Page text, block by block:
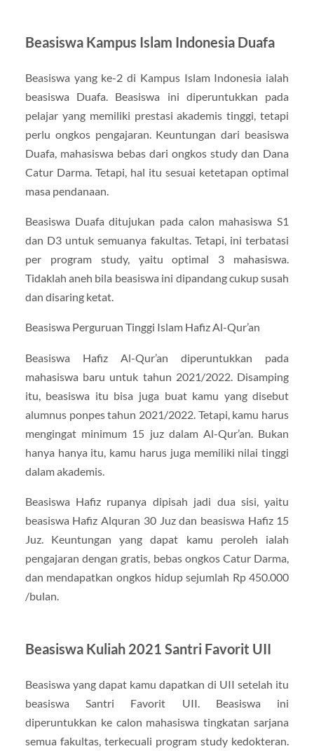
Beasiswa Kampus Islam Indonesia Duafa
Beasiswa yang ke-2 di Kampus Islam Indonesia ialah
beasiswa Duafa. Beasiswa ini diperuntukkan pada
pelajar yang memiliki prestasi akademis tinggi, tetapi
perlu ongkos pengajaran. Keuntungan dari beasiswa
Duafa, mahasiswa bebas dari ongkos study dan Dana
Catur Darma. Tetapi, hal itu sesuai ketetapan optimal
masa pendanaan.
Beasiswa Duafa ditujukan pada calon mahasiswa S1
dan D3 untuk semuanya fakultas. Tetapi, ini terbatasi
per program study, yaitu optimal 3 mahasiswa.
Tidaklah aneh bila beasiswa ini dipandang cukup susah
dan disaring ketat.
Beasiswa Perguruan Tinggi Islam Hafiz Al-Qur’an
Beasiswa Hafiz Al-Qur’an diperuntukkan pada
mahasiswa baru untuk tahun 2021/2022. Disamping
itu, beasiswa itu bisa juga buat kamu yang disebut
alumnus ponpes tahun 2021/2022. Tetapi, kamu harus
mengingat minimum 15 juz dalam Al-Qur’an. Bukan
hanya hanya itu, kamu harus juga memiliki nilai tinggi
dalam akademis.
Beasiswa Hafiz rupanya dipisah jadi dua sisi, yaitu
beasiswa Hafiz Alquran 30 Juz dan beasiswa Hafiz 15
Juz. Keuntungan yang dapat kamu peroleh ialah
pengajaran dengan gratis, bebas ongkos Catur Darma,
dan mendapatkan ongkos hidup sejumlah Rp 450.000
/bulan.
Beasiswa Kuliah 2021 Santri Favorit UII
Beasiswa yang dapat kamu dapatkan di UII setelah itu
beasiswa Santri Favorit UII. Beasiswa ini
diperuntukkan ke calon mahasiswa tingkatan sarjana
semua fakultas, terkecuali program study kedokteran.